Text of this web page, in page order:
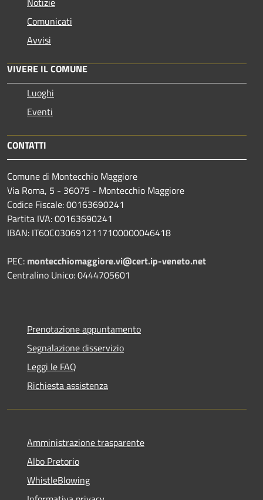
Comunicati
Avvisi
VIVERE IL COMUNE
Luoghi
Eventi
CONTATTI
Comune di Montecchio Maggiore
Via Roma, 5 - 36075 - Montecchio Maggiore
Codice Fiscale: 00163690241
Partita IVA: 00163690241
IBAN: IT60C0306912117100000046418
PEC: montecchiomaggiore.vi@cert.ip-veneto.net
Centralino Unico: 0444705601
Prenotazione appuntamento
Segnalazione disservizio
Leggi le FAQ
Richiesta assistenza
Amministrazione trasparente
Albo Pretorio
WhistleBlowing